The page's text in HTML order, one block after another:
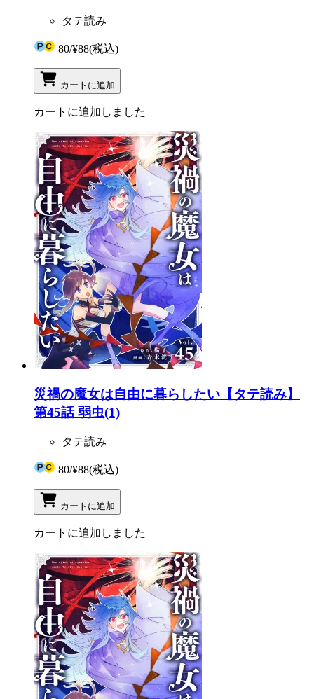
タテ読み
80/¥88(税込)
カートに追加
カートに追加しました
災禍の魔女は自由に暮らしたい【タテ読み】
第45話 弱虫(1)
タテ読み
80/¥88(税込)
カートに追加
カートに追加しました